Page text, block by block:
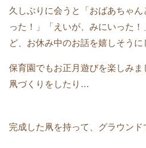
久しぶりに会うと「おばあちゃ
った！」「えいが、みにいった
ど、お休み中のお話を嬉しそう
保育園でもお正月遊びを楽しみま
凧づくりをしたり…
完成した凧を持って、グラウンド